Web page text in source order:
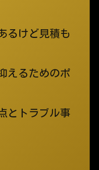
るけど見積も
えるためのポ
とトラブル事